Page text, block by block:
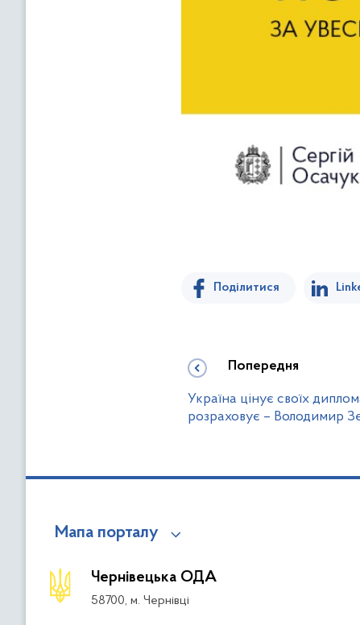
Поділитися
Попередня
Україна цінує своїх
розраховує – Володимир
Мапа порталу
Чернівецька ОДА
58700, м. Чернівці